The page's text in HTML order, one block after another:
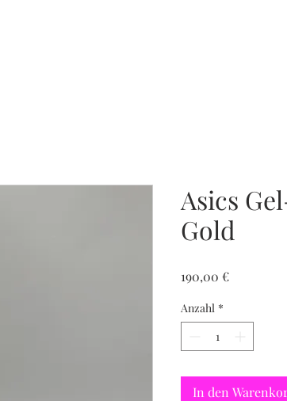
Asics
Gold
190,00 €Preis
Anzahl *
In den